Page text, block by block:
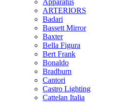
Apparatus
ARTERIORS
Badari
Bassett Mirror
Baxter
Bella Figura
Bert Frank
Bonaldo
Bradburn
Cantori
Castro Lighting
Cattelan Italia